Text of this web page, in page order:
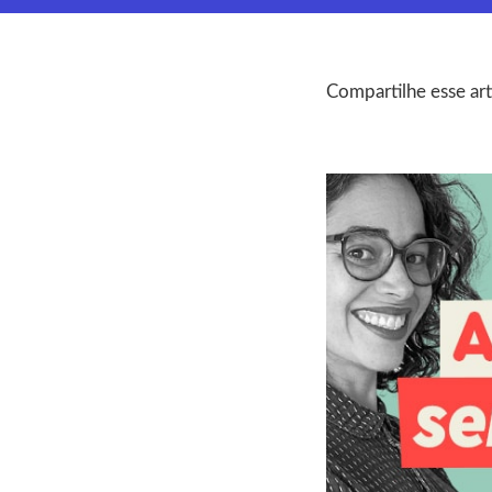
Compartilhe esse